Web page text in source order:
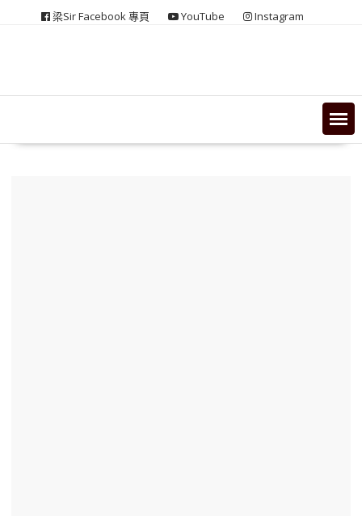
梁Sir Facebook 專頁 YouTube Instagram